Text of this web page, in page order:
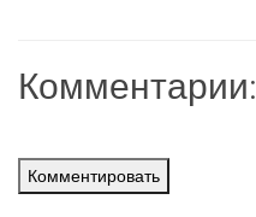
Комментарии:
Комментировать